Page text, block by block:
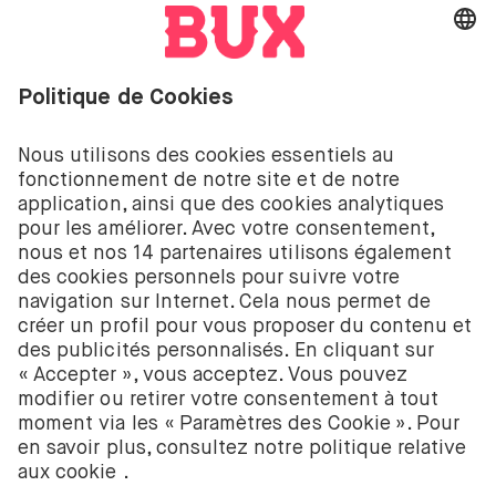
Investir comporte des risques. Tu peux perdre ton
dépôt.
Les services d’investissement de BUX pour les
actions et les ETF sont fournis par BUX B.V. BUX B.V.
est enregistré auprès de la Chambre de commerce
néerlandaise à Amsterdam sous le numéro
58403949. BUX B.V. est autorisé et réglementé par
l’Autorité néerlandaise des marchés financiers
(Autoriteit Financiële Markten – AFM).
BUX B.V. ne fournit pas de conseils d’investissement
et les investisseurs individuels doivent prendre leurs
propres décisions ou chercher des conseils
indépendants. Investir comporte des risques. La
valeur des investissements peut augmenter ou